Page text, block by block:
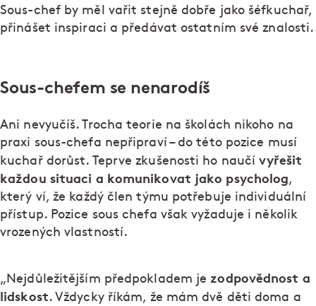
Sous-chef by měl vařit stejně dobře jako šéfkuchař,
přinášet inspiraci a předávat ostatním své znalosti.
Sous-chefem se nenarodíš
Ani nevyučíš. Trocha teorie na školách nikoho na
praxi sous-chefa nepřipraví – do této pozice musí
kuchař dorůst. Teprve zkušenosti ho naučí vyřešit
každou situaci a komunikovat jako psycholog,
který ví, že každý člen týmu potřebuje individuální
přístup. Pozice sous chefa však vyžaduje i několik
vrozených vlastností.
„Nejdůležitějším předpokladem je zodpovědnost a
lidskost. Vždycky říkám, že mám dvě děti doma a